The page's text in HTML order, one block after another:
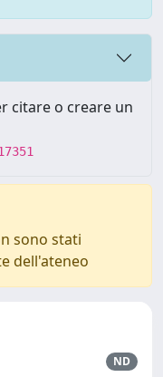
citare o creare un
sono stati
dell'ateneo
ND